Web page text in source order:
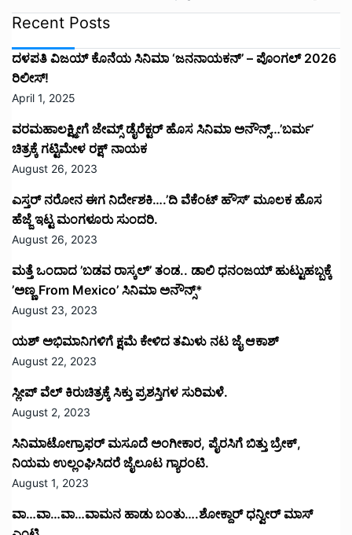
Recent Posts
ದಳಪತಿ ವಿಜಯ್‌ ಕೊನೆಯ ಸಿನಿಮಾ ‘ಜನನಾಯಕನ್’ – ಪೊಂಗಲ್ 2026
ರಿಲೀಸ್!
April 1, 2025
ವರಮಹಾಲಕ್ಷ್ಮೀಗೆ ಜೇಮ್ಸ್ ಡೈರೆಕ್ಟರ್ ಹೊಸ ಸಿನಿಮಾ ಅನೌನ್ಸ್…’ಬರ್ಮ’
ಚಿತ್ರಕ್ಕೆ ಗಟ್ಟಿಮೇಳ ರಕ್ಷ್ ನಾಯಕ
August 26, 2023
ಎಸ್ತರ್ ನರೋನ ಈಗ ನಿರ್ದೇಶಕಿ….’ದಿ ವೆಕೆಂಟ್ ಹೌಸ್‌’‌ ಮೂಲಕ ಹೊಸ
ಹೆಜ್ಜೆ ಇಟ್ಟ ಮಂಗಳೂರು ಸುಂದರಿ.
August 26, 2023
ಮತ್ತೆ ಒಂದಾದ ’ಬಡವ ರಾಸ್ಕಲ್’ ತಂಡ.. ಡಾಲಿ ಧನಂಜಯ್ ಹುಟ್ಟುಹಬ್ಬಕ್ಕೆ
’ಅಣ್ಣ From Mexico’ ಸಿನಿಮಾ ಅನೌನ್ಸ್*
August 23, 2023
ಯಶ್ ಅಭಿಮಾನಿಗಳಿಗೆ ಕ್ಷಮೆ ಕೇಳಿದ ತಮಿಳು ನಟ ಜೈ ಆಕಾಶ್
August 22, 2023
ಸ್ಲೀಪ್ ವೆಲ್ ಕಿರುಚಿತ್ರಕ್ಕೆ ಸಿಕ್ತು ಪ್ರಶಸ್ತಿಗಳ ಸುರಿಮಳೆ.
August 2, 2023
ಸಿನಿಮಾಟೋಗ್ರಾಫರ್ ಮಸೂದೆ ಅಂಗೀಕಾರ, ಪೈರಸಿಗೆ ಬಿತ್ತು ಬ್ರೇಕ್,
ನಿಯಮ ಉಲ್ಲಂಘಿಸಿದರೆ ಜೈಲೂಟ ಗ್ಯಾರಂಟಿ.
August 1, 2023
ವಾ…ವಾ…ವಾ…ವಾಮನ ಹಾಡು ಬಂತು….ಶೋಕ್ದಾರ್ ಧನ್ವೀರ್ ಮಾಸ್